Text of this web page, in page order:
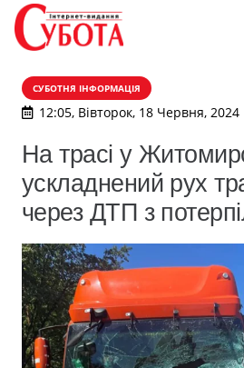
СУБОТНЯ ІНФОРМАЦІЯ
12:05, Вівторок, 18 Червня, 2024
На трасі у
ускладнений рух
через ДТП з